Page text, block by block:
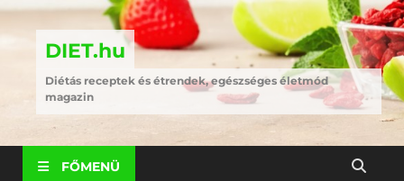
DIET.hu
Diétás receptek és étrendek, egészséges életmód
magazin
FŐMENÜ